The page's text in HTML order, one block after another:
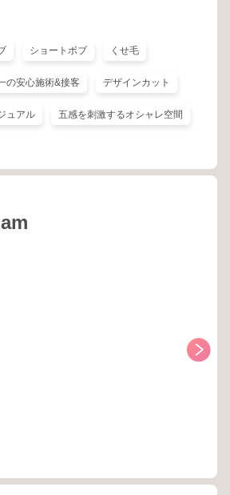
ショートボブ くせ毛
の安心施術&接客 デザインカット
ュアル 五感を刺激するオシャレ空間